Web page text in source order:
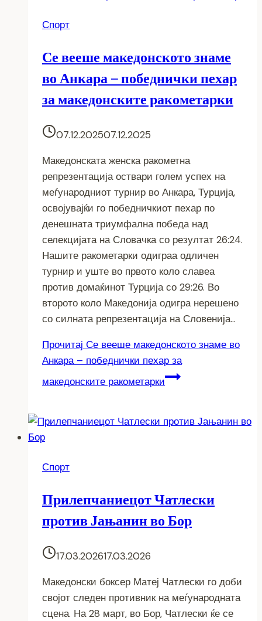
Спорт
Се вееше македонското знаме
во Анкара – победнички пехар
за македонските ракометарки
07.12.202507.12.2025
Македонската женска ракометна
репрезентација оствари голем успех на
меѓународниот турнир во Анкара, Турција,
освојувајќи го победничкиот пехар по
денешната триумфална победа над
селекцијата на Словачка со резултат 26:24.
Нашите ракометарки одиграа одличен
турнир и уште во првото коло славеа
против домаќинот Турција со 29:26. Во
второто коло Македонија одигра нерешено
со силната репрезентација на Словенија…
Прочитај Се вееше македонското знаме во
Анкара – победнички пехар за
македонските ракометарки
Спорт
Прилепчаниецот Чатлески
против Јањанин во Бор
17.03.202617.03.2026
Македонски боксер Матеј Чатлески го доби
својот следен противник на меѓународната
сцена. На 28 март, во Бор, Чатлески ќе се